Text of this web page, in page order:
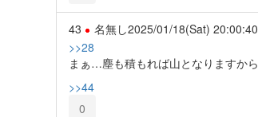
43 名無し2025/01/18(Sat) 20:00:40
>>28
まぁ…塵も積もれば山となりますから
>>44
0